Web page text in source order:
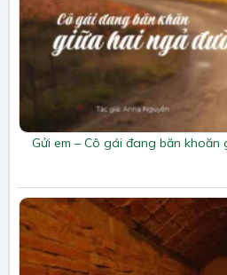
Gửi em – Cô gái đang băn khoăn